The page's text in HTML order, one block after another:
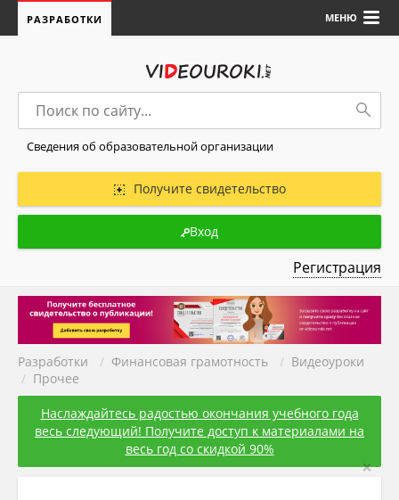
МЕНЮ
РАЗРАБОТКИ
Сведения об образовательной организации
Получите свидетельство
Вход
Регистрация
Разработки / Финансовая грамотность / Видеоуроки
/ Прочее
Наслаждайтесь радостью окончания учебного года
весь следующий! Получите доступ к материалами на
весь год со скидкой 90%
×